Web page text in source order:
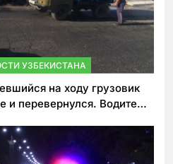
УЗБЕКИСТАНА
на ходу грузовик
и перевернулся. Водитель